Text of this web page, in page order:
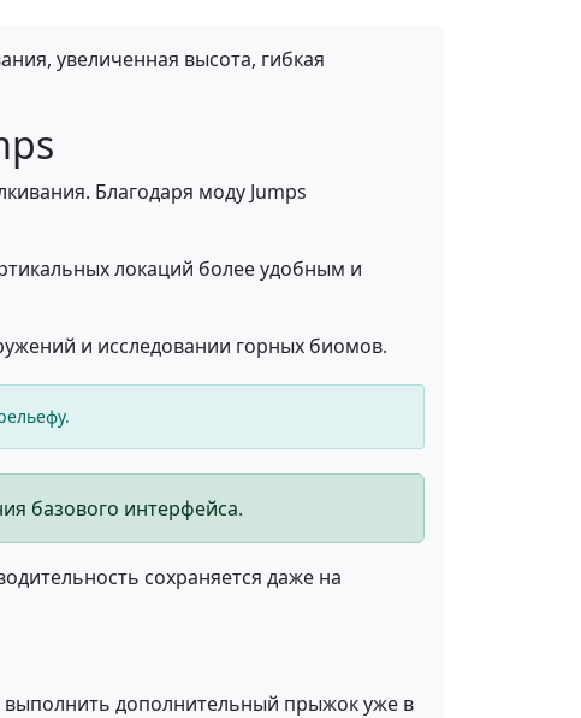
увеличенная высота, гибкая
Благодаря моду Jumps
локаций более удобным и
и исследовании горных биомов.
базового интерфейса.
сохраняется даже на
дополнительный прыжок уже в